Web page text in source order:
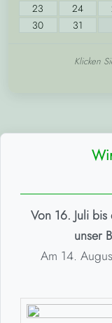
23
24
30
31
Klicken
Von 16. Juli
unser
Am 14.